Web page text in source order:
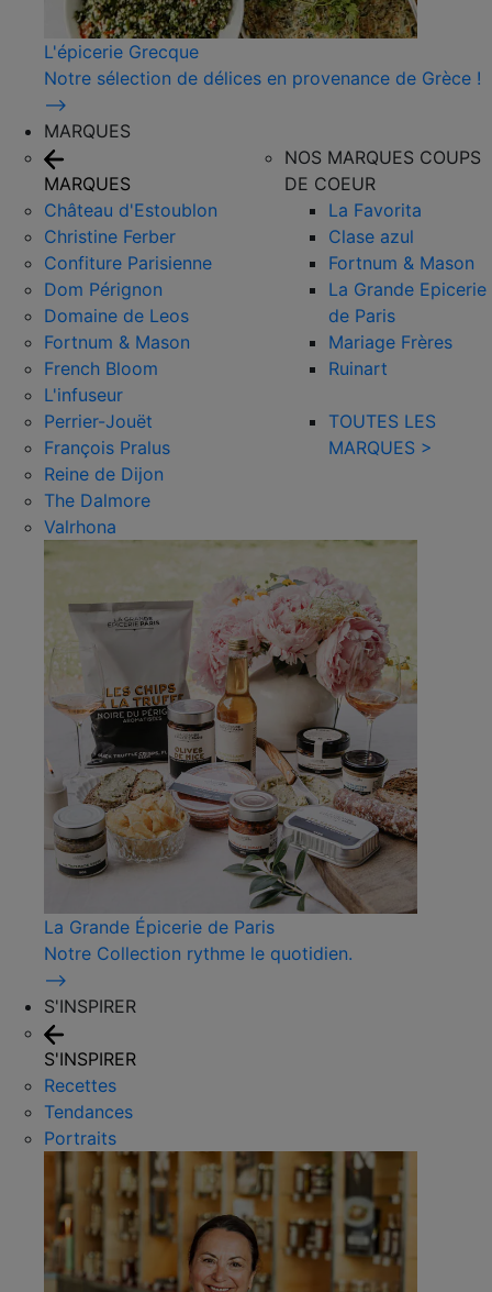
L'épicerie Grecque
Notre sélection de délices en provenance de Grèce !
⟶
MARQUES
MARQUES
Château d'Estoublon
Christine Ferber
Confiture Parisienne
Dom Pérignon
Domaine de Leos
Fortnum & Mason
French Bloom
L'infuseur
Perrier-Jouët
François Pralus
Reine de Dijon
The Dalmore
Valrhona
NOS MARQUES COUPS
DE COEUR
La Favorita
Clase azul
Fortnum & Mason
La Grande Epicerie
de Paris
Mariage Frères
Ruinart
TOUTES LES
MARQUES >
La Grande Épicerie de Paris
Notre Collection rythme le quotidien.
⟶
S'INSPIRER
S'INSPIRER
Recettes
Tendances
Portraits